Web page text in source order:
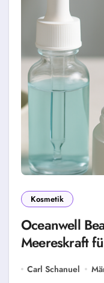
Kosmetik
Oceanwell
Meereskraft
Carl Schanuel